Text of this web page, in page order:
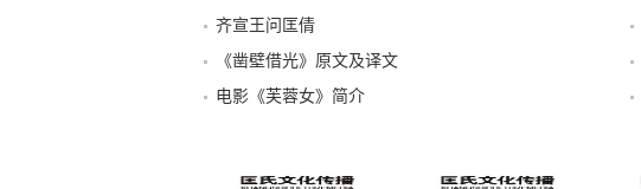
齐宣王问匡倩
《凿壁借光》原文及译文
电影《芙蓉女》简介